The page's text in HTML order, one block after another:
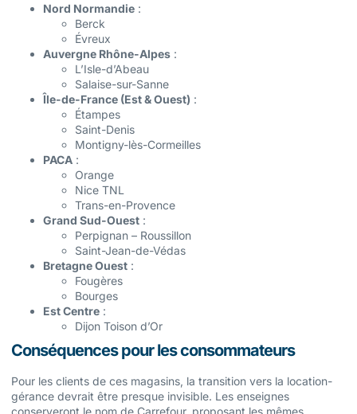
Nord Normandie :
Berck
Évreux
Auvergne Rhône-Alpes :
L’Isle-d’Abeau
Salaise-sur-Sanne
Île-de-France (Est & Ouest) :
Étampes
Saint-Denis
Montigny-lès-Cormeilles
PACA :
Orange
Nice TNL
Trans-en-Provence
Grand Sud-Ouest :
Perpignan – Roussillon
Saint-Jean-de-Védas
Bretagne Ouest :
Fougères
Bourges
Est Centre :
Dijon Toison d’Or
Conséquences pour les consommateurs
Pour les clients de ces magasins, la transition vers la location-
gérance devrait être presque invisible. Les enseignes
conserveront le nom de Carrefour, proposant les mêmes